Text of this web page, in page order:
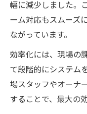
幅に減少しました。
ーム対応もスムーズ
ながっています。
効率化には、現場の
て段階的にシステム
場スタッフやオーナ
することで、最大の